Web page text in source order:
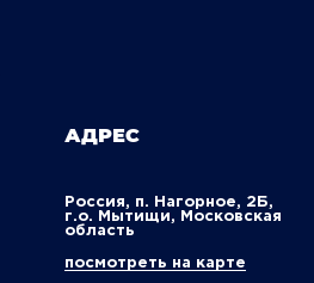
АДРЕС
Россия, п. Нагорное, 2Б,
г.о. Мытищи, Московская
область
посмотреть на карте